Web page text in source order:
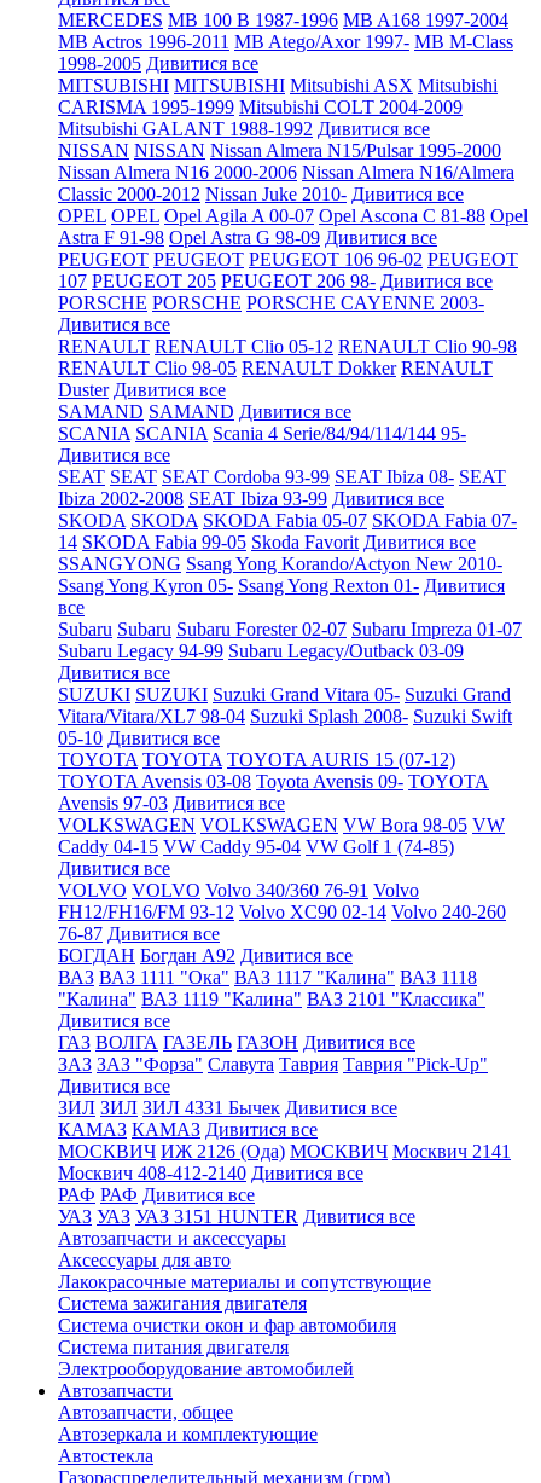
MERCEDES MB 100 B 1987-1996 MB A168 1997-2004
MB Actros 1996-2011 MB Atego/Axor 1997- MB M-Class
1998-2005 Дивитися все
MITSUBISHI MITSUBISHI Mitsubishi ASX Mitsubishi
CARISMA 1995-1999 Mitsubishi COLT 2004-2009
Mitsubishi GALANT 1988-1992 Дивитися все
NISSAN NISSAN Nissan Almera N15/Pulsar 1995-2000
Nissan Almera N16 2000-2006 Nissan Almera N16/Almera
Classic 2000-2012 Nissan Juke 2010- Дивитися все
OPEL OPEL Opel Agila A 00-07 Opel Ascona C 81-88 Opel
Astra F 91-98 Opel Astra G 98-09 Дивитися все
PEUGEOT PEUGEOT PEUGEOT 106 96-02 PEUGEOT
107 PEUGEOT 205 PEUGEOT 206 98- Дивитися все
PORSCHE PORSCHE PORSCHE CAYENNE 2003-
Дивитися все
RENAULT RENAULT Clio 05-12 RENAULT Clio 90-98
RENAULT Clio 98-05 RENAULT Dokker RENAULT
Duster Дивитися все
SAMAND SAMAND Дивитися все
SCANIA SCANIA Scania 4 Serie/84/94/114/144 95-
Дивитися все
SEAT SEAT SEAT Cordoba 93-99 SEAT Ibiza 08- SEAT
Ibiza 2002-2008 SEAT Ibiza 93-99 Дивитися все
SKODA SKODA SKODA Fabia 05-07 SKODA Fabia 07-
14 SKODA Fabia 99-05 Skoda Favorit Дивитися все
SSANGYONG Ssang Yong Korando/Actyon New 2010-
Ssang Yong Kyron 05- Ssang Yong Rexton 01- Дивитися
все
Subaru Subaru Subaru Forester 02-07 Subaru Impreza 01-07
Subaru Legacy 94-99 Subaru Legacy/Outback 03-09
Дивитися все
SUZUKI SUZUKI Suzuki Grand Vitara 05- Suzuki Grand
Vitara/Vitara/XL7 98-04 Suzuki Splash 2008- Suzuki Swift
05-10 Дивитися все
TOYOTA TOYOTA TOYOTA AURIS 15 (07-12)
TOYOTA Avensis 03-08 Toyota Avensis 09- TOYOTA
Avensis 97-03 Дивитися все
VOLKSWAGEN VOLKSWAGEN VW Bora 98-05 VW
Caddy 04-15 VW Caddy 95-04 VW Golf 1 (74-85)
Дивитися все
VOLVO VOLVO Volvo 340/360 76-91 Volvo
FH12/FH16/FM 93-12 Volvo XC90 02-14 Volvo 240-260
76-87 Дивитися все
БОГДАН Богдан А92 Дивитися все
ВАЗ ВАЗ 1111 "Ока" ВАЗ 1117 "Калина" ВАЗ 1118
"Калина" ВАЗ 1119 "Калина" ВАЗ 2101 "Классика"
Дивитися все
ГАЗ ВОЛГА ГАЗЕЛЬ ГАЗОН Дивитися все
ЗАЗ ЗАЗ "Форза" Славута Таврия Таврия "Pick-Up"
Дивитися все
ЗИЛ ЗИЛ ЗИЛ 4331 Бычек Дивитися все
КАМАЗ КАМАЗ Дивитися все
МОСКВИЧ ИЖ 2126 (Ода) МОСКВИЧ Москвич 2141
Москвич 408-412-2140 Дивитися все
РАФ РАФ Дивитися все
УАЗ УАЗ УАЗ 3151 HUNTER Дивитися все
Автозапчасти и аксессуары
Аксессуары для авто
Лакокрасочные материалы и сопутствующие
Система зажигания двигателя
Система очистки окон и фар автомобиля
Система питания двигателя
Электрооборудование автомобилей
Автозапчасти
Автозапчасти, общее
Автозеркала и комплектующие
Автостекла
Газораспределительный механизм (грм)